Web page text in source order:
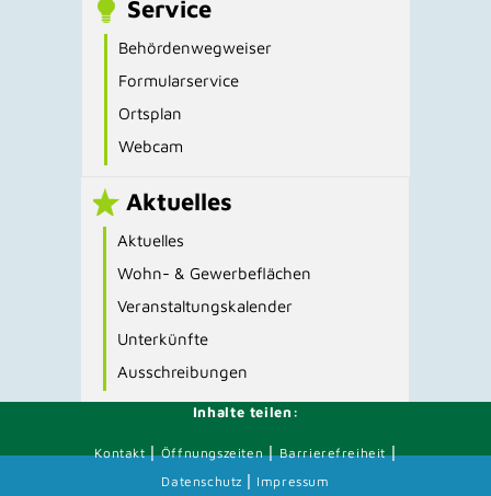
Service
Behördenwegweiser
Formularservice
Ortsplan
Webcam
Aktuelles
Aktuelles
Wohn- & Gewerbeflächen
Veranstaltungskalender
Unterkünfte
Ausschreibungen
Inhalte teilen:
Kontakt|Öffnungszeiten|Barrierefreiheit|
Datenschutz | Impressum